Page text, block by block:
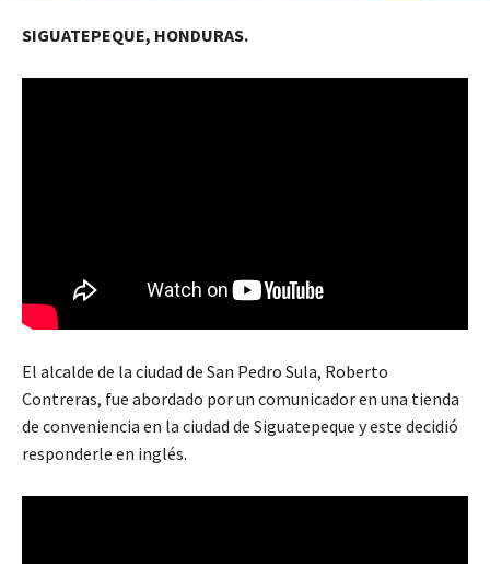
SIGUATEPEQUE, HONDURAS.
El alcalde de la ciudad de San Pedro Sula, Roberto
Contreras, fue abordado por un comunicador en una tienda
de conveniencia en la ciudad de Siguatepeque y este decidió
responderle en inglés.